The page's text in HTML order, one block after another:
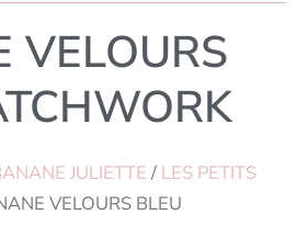
VELOURS
JULIETTE / LES PETITS
VELOURS BLEU